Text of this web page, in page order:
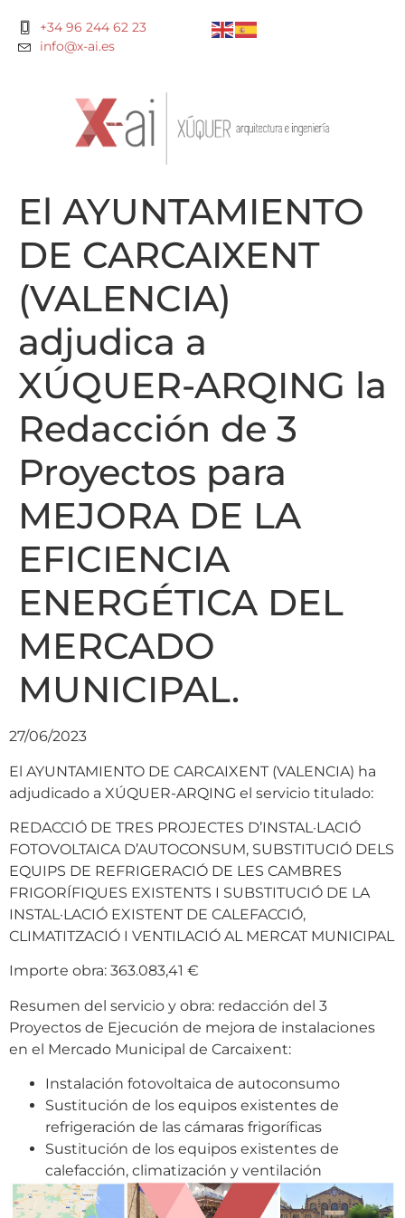
+34 96 244 62 23
info@x-ai.es
El AYUNTAMIENTO
DE CARCAIXENT
(VALENCIA)
adjudica a
XÚQUER-ARQING la
Redacción de 3
Proyectos para
MEJORA DE LA
EFICIENCIA
ENERGÉTICA DEL
MERCADO
MUNICIPAL.
27/06/2023
El AYUNTAMIENTO DE CARCAIXENT (VALENCIA) ha
adjudicado a XÚQUER-ARQING el servicio titulado:
REDACCIÓ DE TRES PROJECTES D’INSTAL·LACIÓ
FOTOVOLTAICA D’AUTOCONSUM, SUBSTITUCIÓ DELS
EQUIPS DE REFRIGERACIÓ DE LES CAMBRES
FRIGORÍFIQUES EXISTENTS I SUBSTITUCIÓ DE LA
INSTAL·LACIÓ EXISTENT DE CALEFACCIÓ,
CLIMATITZACIÓ I VENTILACIÓ AL MERCAT MUNICIPAL
Importe obra: 363.083,41 €
Resumen del servicio y obra: redacción del 3
Proyectos de Ejecución de mejora de instalaciones
en el Mercado Municipal de Carcaixent:
Instalación fotovoltaica de autoconsumo
Sustitución de los equipos existentes de
refrigeración de las cámaras frigoríficas
Sustitución de los equipos existentes de
calefacción, climatización y ventilación